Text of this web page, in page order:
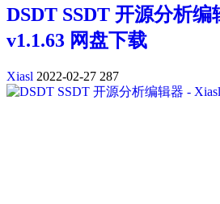
DSDT SSDT 开源分析编
v1.1.63 网盘下载
Xiasl 2022-02-27 287